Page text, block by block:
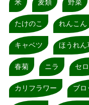
米 麦類 野菜
たけのこ れんこん
キャベツ ほうれん
春菊 ニラ セ
カリフラワー ブロ